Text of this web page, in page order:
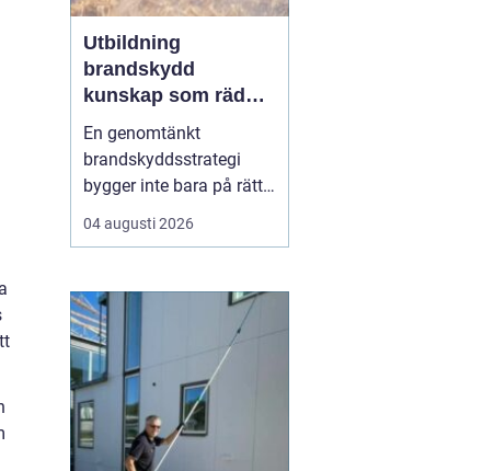
Utbildning
brandskydd
kunskap som räddar
liv och skyddar
verksamheter
En genomtänkt
brandskyddsstrategi
bygger inte bara på rätt
produkter och
installationer. Den
människor som vet vad
de gör. När ansvariga i
bygg- och
fastighetsbranschen får
rätt kunskap om
brandskydd minskar
risken för fel som ...
04 augusti 2026